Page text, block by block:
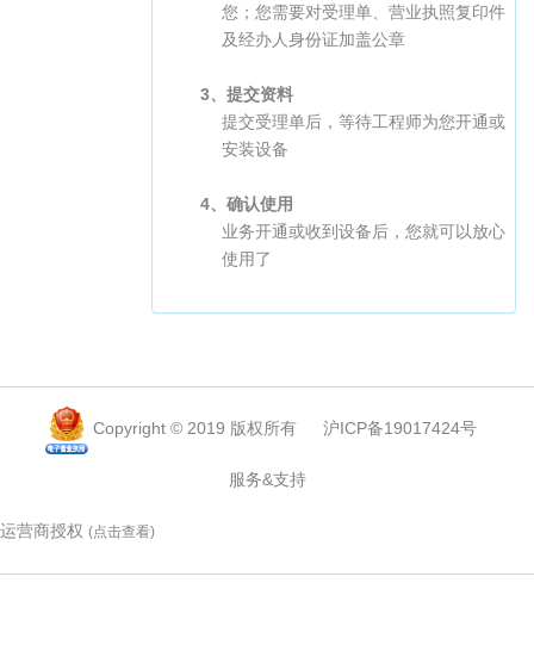
您；您需要对受理单、营业执照复印件
及经办人身份证加盖公章
3、提交资料
提交受理单后，等待工程师为您开通或
安装设备
4、确认使用
业务开通或收到设备后，您就可以放心
使用了
Copyright © 2019 版权所有 沪ICP备19017424号
服务&支持
运营商授权 (点击查看)